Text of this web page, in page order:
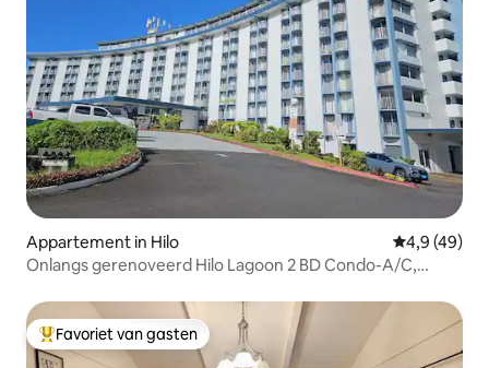
Appartement in Hilo
4,9 (49)
Onlangs gerenoveerd Hilo Lagoon 2 BD Condo-A/C,
Topfavoriet van gasten
Favoriet van gasten